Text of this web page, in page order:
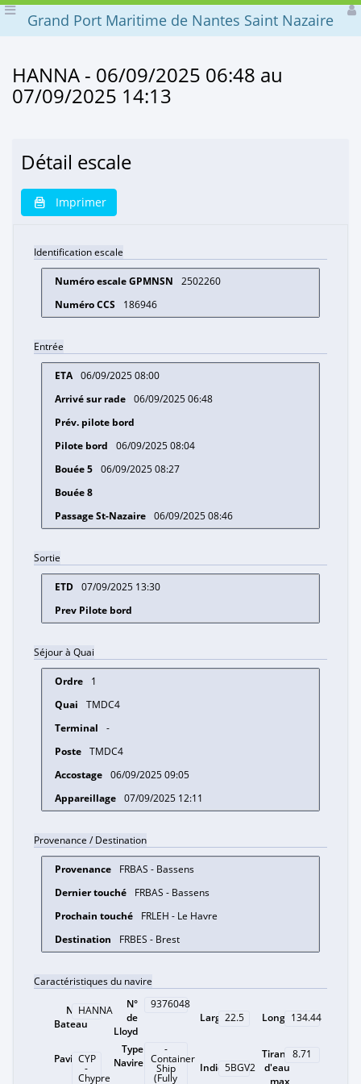
Grand Port Maritime de Nantes Saint Nazaire
HANNA - 06/09/2025 06:48 au
07/09/2025 14:13
Détail escale
Imprimer
Identification escale
2502260
186946
Entrée
06/09/2025 08:00
06/09/2025 06:48
06/09/2025 08:04
06/09/2025 08:27
06/09/2025 08:46
Sortie
07/09/2025 13:30
Séjour à Quai
1
TMDC4
-
TMDC4
06/09/2025 09:05
07/09/2025 12:11
Provenance / Destination
FRBAS - Bassens
FRBAS - Bassens
FRLEH - Le Havre
FRBES - Brest
Caractéristiques du navire
Nom
Bateau
HANNA
N°
de
Lloyd
9376048
Largeur22.5 Longueur134.44
Pavillon
CYP
-
Chypre
Type
Navire
-
Container
Ship
(Fully
Indicatif5BGV2
Tirant
d'eau
max
8.71